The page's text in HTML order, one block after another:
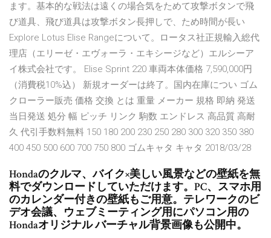
ます。基本的な戦法は遠くの場合気をためて攻撃ボタンで飛
び道具、飛び道具は攻撃ボタン長押しで、ため時間が長い
Explore Lotus Elise Rangeについて。ロータス社正規輸入総代
理店（エリーゼ・エヴォーラ・エキシージなど）エルシーア
イ株式会社です。 Elise Sprint 220 車両本体価格 7,590,000円
（消費税10%込） 新規オーダーは終了。国内在庫につい ゴム
クローラー販売 価格 交換 とは 重量 メーカー 規格 即納 発送
当日発送 処分 幅 ピッチ リンク 駒数 エンドレス 高品質 高耐
久 代引手数料無料 150 180 200 230 250 280 300 320 350 380
400 450 500 600 700 750 800 ゴムキャタ キャタ 2018/03/28
Hondaのクルマ、バイク×美しい風景などの壁紙を無
料でダウンロードしていただけます。PC、スマホ用
のカレンダー付きの壁紙もご用意。テレワークのビ
デオ会議、ウェブミーティング用にパソコン用の
Hondaオリジナル バーチャル背景画像も公開中。